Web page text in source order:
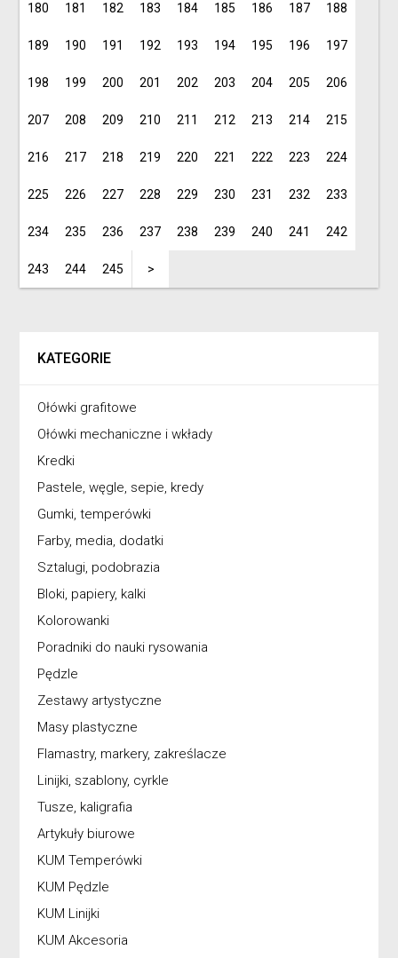
180 181 182 183 184 185 186 187 188
189 190 191 192 193 194 195 196 197
198 199 200 201 202 203 204 205 206
207 208 209 210 211 212 213 214 215
216 217 218 219 220 221 222 223 224
225 226 227 228 229 230 231 232 233
234 235 236 237 238 239 240 241 242
243 244 245 >
KATEGORIE
Ołówki grafitowe
Ołówki mechaniczne i wkłady
Kredki
Pastele, węgle, sepie, kredy
Gumki, temperówki
Farby, media, dodatki
Sztalugi, podobrazia
Bloki, papiery, kalki
Kolorowanki
Poradniki do nauki rysowania
Pędzle
Zestawy artystyczne
Masy plastyczne
Flamastry, markery, zakreślacze
Linijki, szablony, cyrkle
Tusze, kaligrafia
Artykuły biurowe
KUM Temperówki
KUM Pędzle
KUM Linijki
KUM Akcesoria